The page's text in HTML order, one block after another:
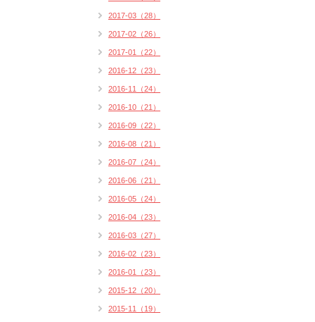
2017-03（28）
2017-02（26）
2017-01（22）
2016-12（23）
2016-11（24）
2016-10（21）
2016-09（22）
2016-08（21）
2016-07（24）
2016-06（21）
2016-05（24）
2016-04（23）
2016-03（27）
2016-02（23）
2016-01（23）
2015-12（20）
2015-11（19）